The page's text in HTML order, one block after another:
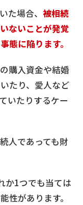
た場合、 被相続
ないことが発覚
態に陥ります。
購入資金や結婚
たり、愛人など
いたりするケー
人であっても財
か1つでも当ては
性があります。